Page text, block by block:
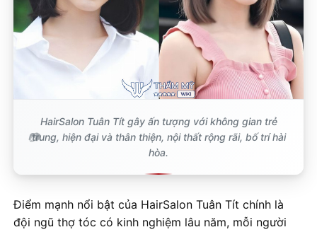
HairSalon Tuân Tít gây ấn tượng với không gian trẻ
trung, hiện đại và thân thiện, nội thất rộng rãi, bố trí hài
hòa.
Điểm mạnh nổi bật của HairSalon Tuân Tít chính là
đội ngũ thợ tóc có kinh nghiệm lâu năm, mỗi người